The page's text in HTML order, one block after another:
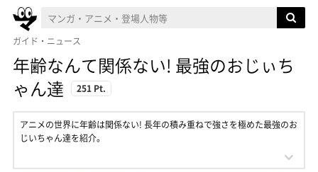
ガイド・ニュース
年齢なんて関係ない! 最強のおじぃち
ゃん達
251 Pt.
アニメの世界に年齢は関係ない! 長年の積み重ねで強さを極めた最強のお
じいちゃん達を紹介。